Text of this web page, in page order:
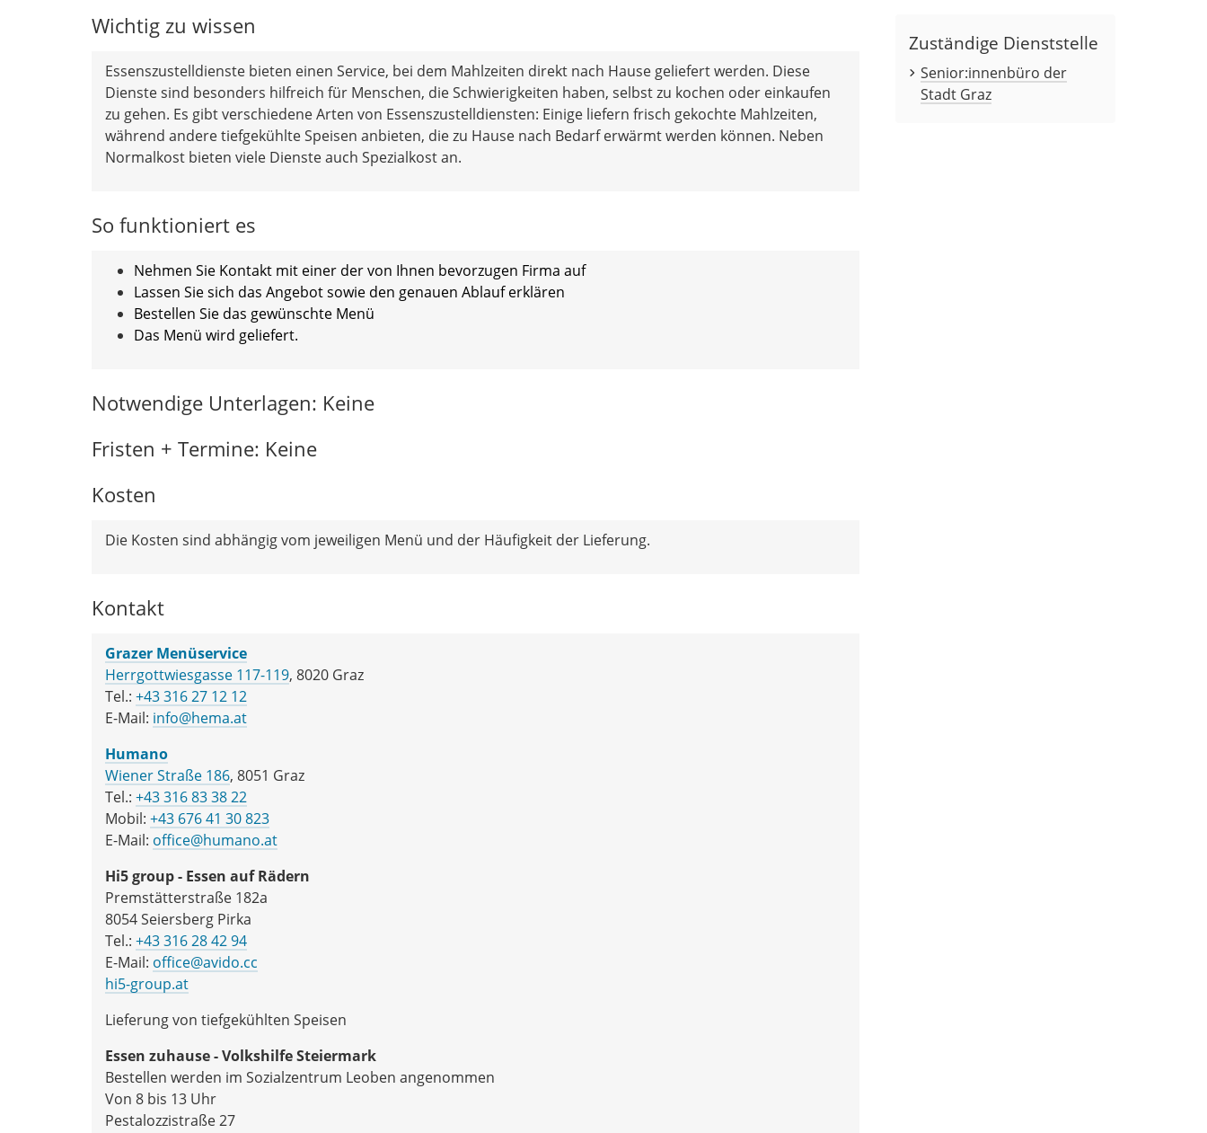
Wichtig zu wissen
Essenszustelldienste bieten einen Service, bei dem Mahlzeiten direkt nach Hause geliefert werden. Diese
Dienste sind besonders hilfreich für Menschen, die Schwierigkeiten haben, selbst zu kochen oder einkaufen
zu gehen. Es gibt verschiedene Arten von Essenszustelldiensten: Einige liefern frisch gekochte Mahlzeiten,
während andere tiefgekühlte Speisen anbieten, die zu Hause nach Bedarf erwärmt werden können. Neben
Normalkost bieten viele Dienste auch Spezialkost an.
So funktioniert es
Nehmen Sie Kontakt mit einer der von Ihnen bevorzugen Firma auf
Lassen Sie sich das Angebot sowie den genauen Ablauf erklären
Bestellen Sie das gewünschte Menü
Das Menü wird geliefert.
Notwendige Unterlagen: Keine
Fristen + Termine: Keine
Kosten
Die Kosten sind abhängig vom jeweiligen Menü und der Häufigkeit der Lieferung.
Kontakt
Grazer Menüservice
Herrgottwiesgasse 117-119, 8020 Graz
Tel.: +43 316 27 12 12
E-Mail: info@hema.at
Humano
Wiener Straße 186, 8051 Graz
Tel.: +43 316 83 38 22
Mobil: +43 676 41 30 823
E-Mail: office@humano.at
Hi5 group - Essen auf Rädern
Premstätterstraße 182a
8054 Seiersberg Pirka
Tel.: +43 316 28 42 94
E-Mail: office@avido.cc
hi5-group.at
Lieferung von tiefgekühlten Speisen
Essen zuhause - Volkshilfe Steiermark
Bestellen werden im Sozialzentrum Leoben angenommen
Von 8 bis 13 Uhr
Pestalozzistraße 27
Zuständige Dienststelle
Senior:innenbüro der
Stadt Graz